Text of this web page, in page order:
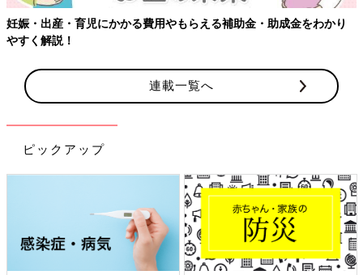
【ワクチン接種できるものも】妊婦の感染症対策、知っておいて！
連載一覧へ
ピックアップ